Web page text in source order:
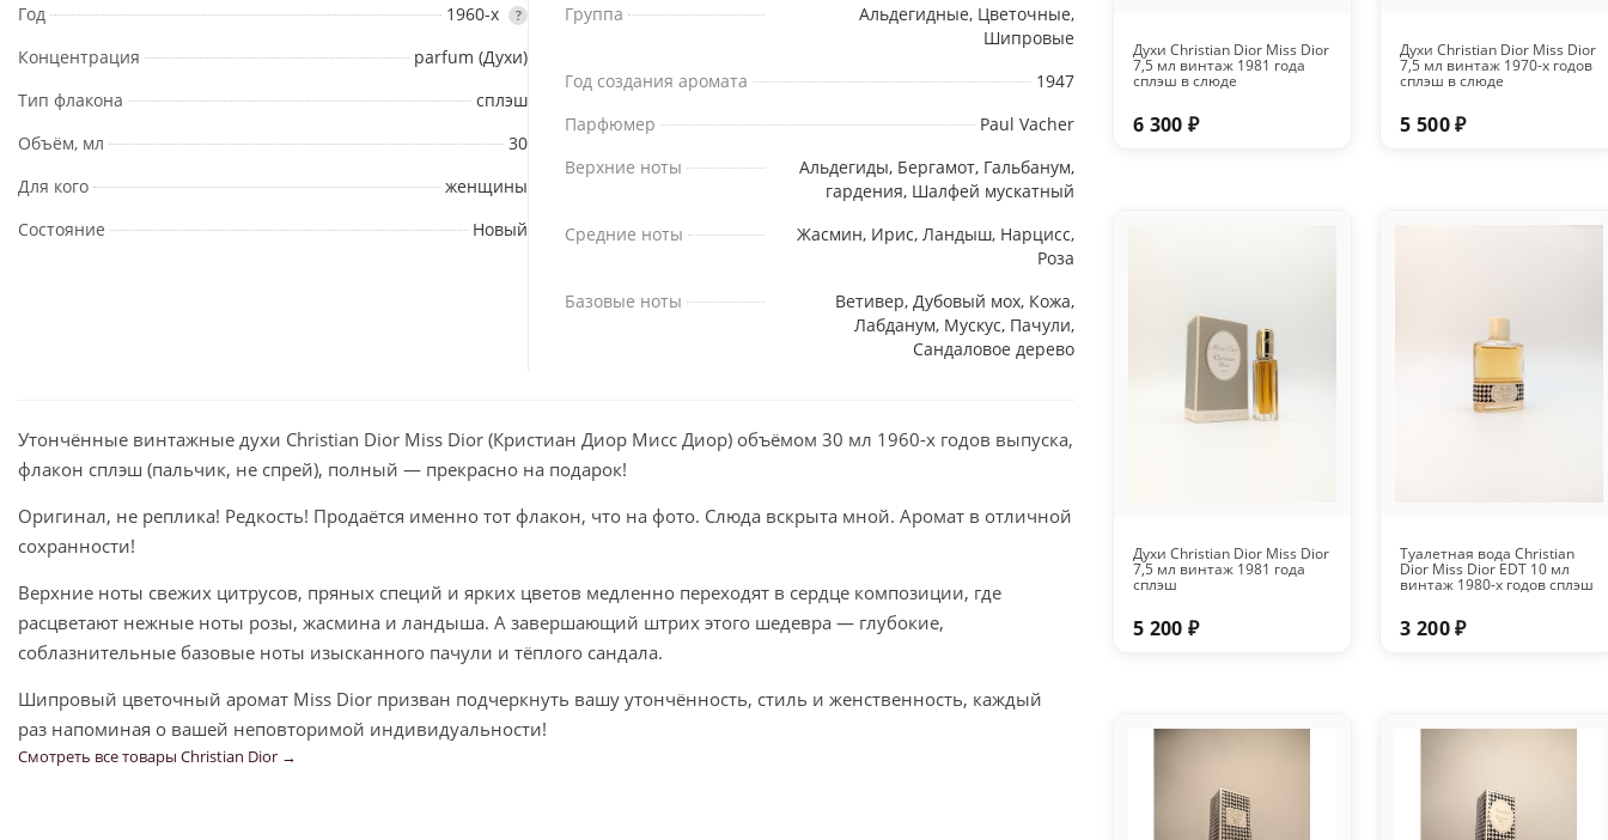
Год 1960-х ?
Концентрация
parfum (Духи)
Тип флакона
сплэш
Объём, мл
30
Для кого
женщины
Состояние
Новый
Группа
Альдегидные, Цветочные,
Шипровые
Год создания аромата
1947
Парфюмер
Paul Vacher
Верхние ноты
Альдегиды, Бергамот, Гальбанум,
гардения, Шалфей мускатный
Средние ноты
Жасмин, Ирис, Ландыш, Нарцисс,
Роза
Базовые ноты
Ветивер, Дубовый мох, Кожа,
Лабданум, Мускус, Пачули,
Сандаловое дерево
Утончённые винтажные духи Christian Dior Miss Dior (Кристиан Диор Мисс Диор) объёмом 30 мл 1960-х годов выпуска,
флакон сплэш (пальчик, не спрей), полный — прекрасно на подарок!
Оригинал, не реплика! Редкость! Продаётся именно тот флакон, что на фото. Слюда вскрыта мной. Аромат в отличной
сохранности!
Верхние ноты свежих цитрусов, пряных специй и ярких цветов медленно переходят в сердце композиции, где
расцветают нежные ноты розы, жасмина и ландыша. А завершающий штрих этого шедевра — глубокие,
соблазнительные базовые ноты изысканного пачули и тёплого сандала.
Шипровый цветочный аромат Miss Dior призван подчеркнуть вашу утончённость, стиль и женственность, каждый
раз напоминая о вашей неповторимой индивидуальности!
Смотреть все товары Christian Dior →
Духи Christian Dior Miss Dior
7,5 мл винтаж 1981 года
сплэш в слюде
6 300 ₽
Духи Christian Dior Miss Dior
7,5 мл винтаж 1970-х годов
сплэш в слюде
5 500 ₽
Духи Christian Dior Miss Dior
7,5 мл винтаж 1981 года
сплэш
5 200 ₽
Туалетная вода Christian
Dior Miss Dior EDT 10 мл
винтаж 1980-х годов сплэш
3 200 ₽